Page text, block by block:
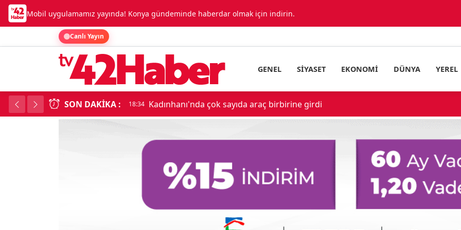
Mobil uygulamamız yayında! Konya gündeminde haberdar olmak için indirin.
Canlı Yayın
GENEL SIYASET EKONOMI DÜNYA YEREL
SON DAKIKA : 18:34 Kadınhanı'nda çok sayıda araç birbirine girdi